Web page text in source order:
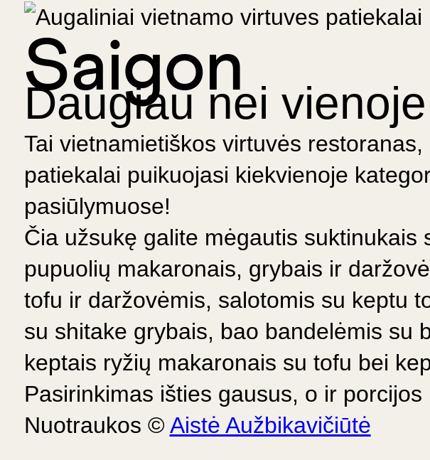
Saigon
Daugiau nei
Tai vietnamietiškos virtuvės
patiekalai puikuojasi kiekvienoje
pasiūlymuose!
Čia užsukę galite mėgautis suktinukais
pupuolių makaronais, grybais ir
tofu ir daržovėmis, salotomis su keptu
su shitake grybais, bao bandelėmis su
keptais ryžių makaronais su tofu bei
Pasirinkimas išties gausus, o ir porcijos
Nuotraukos © Aistė Aužbikavičiūtė